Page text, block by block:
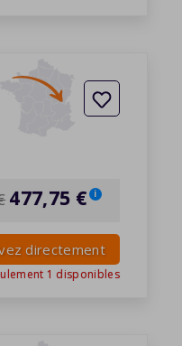
477,75 € i
directement
1 disponibles